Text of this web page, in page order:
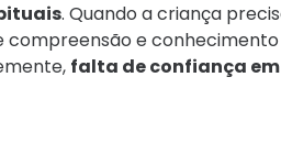
. Quando a criança
compreensão e
falta de confiança